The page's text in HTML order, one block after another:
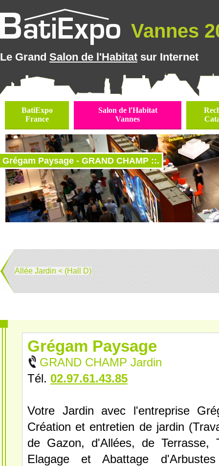
Vannes
Le Grand Salon de l'Habitat sur Internet
BatiExpo
France
Salon de l'Habitat
Vannes
Grégam Paysage - GRAND CHAMP ::.
Allée Jardin < (Hall D)
Grégam Paysage
GRAND CHAMP Jardin
Tél. 02.97.61.43.85
Votre Jardin avec l'entreprise
Création et entretien de jardin
de Gazon, d'Allées, de Terrasse,
Elagage et Abattage